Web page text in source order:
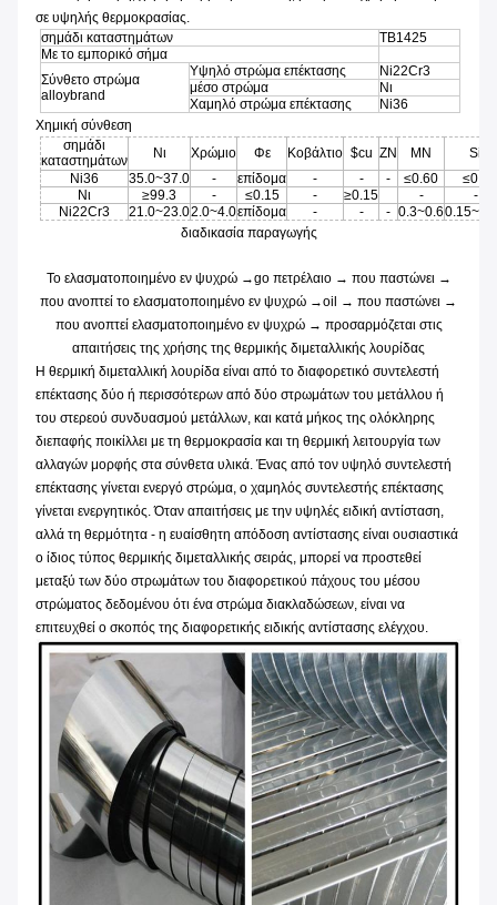
σε υψηλής θερμοκρασίας.
σημάδι καταστημάτων
TB1425
Με το εμπορικό σήμα
Σύνθετο στρώμα
alloybrand
Υψηλό στρώμα επέκτασης
Ni22Cr3
μέσο στρώμα
Νι
Χαμηλό στρώμα επέκτασης
Ni36
Χημική σύνθεση
σημάδι
καταστημάτων
Νι Χρώμιο Φε Κοβάλτιο $cu ZN ΜΝ
Si
Ni36
35.0~37.0 - επίδομα - - - ≤0.60
≤0.3
Νι
≥99.3 - ≤0.15 - ≥0.15 -
-
Ni22Cr3
21.0~23.02.0~4.0επίδομα - - - 0.3~0.6
διαδικασία παραγωγής
Το ελασματοποιημένο εν ψυχρώ →go πετρέλαιο → που παστώνει →
που ανοπτεί το ελασματοποιημένο εν ψυχρώ →oil → που παστώνει →
που ανοπτεί ελασματοποιημένο εν ψυχρώ → προσαρμόζεται στις
απαιτήσεις της χρήσης της θερμικής διμεταλλικής λουρίδας
Η θερμική διμεταλλική λουρίδα είναι από το διαφορετικό συντελεστή
επέκτασης δύο ή περισσότερων από δύο στρωμάτων του μετάλλου ή
του στερεού συνδυασμού μετάλλων, και κατά μήκος της ολόκληρης
διεπαφής ποικίλλει με τη θερμοκρασία και τη θερμική λειτουργία των
αλλαγών μορφής στα σύνθετα υλικά. Ένας από τον υψηλό συντελεστή
επέκτασης γίνεται ενεργό στρώμα, ο χαμηλός συντελεστής επέκτασης
γίνεται ενεργητικός. Όταν απαιτήσεις με την υψηλές ειδική αντίσταση,
αλλά τη θερμότητα - η ευαίσθητη απόδοση αντίστασης είναι ουσιαστικά
ο ίδιος τύπος θερμικής διμεταλλικής σειράς, μπορεί να προστεθεί
μεταξύ των δύο στρωμάτων του διαφορετικού πάχους του μέσου
στρώματος δεδομένου ότι ένα στρώμα διακλαδώσεων, είναι να
επιτευχθεί ο σκοπός της διαφορετικής ειδικής αντίστασης ελέγχου.